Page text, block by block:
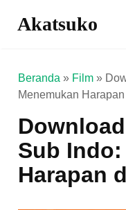
Akatsuko
Beranda » Film »
Menemukan
Sub
Harapan